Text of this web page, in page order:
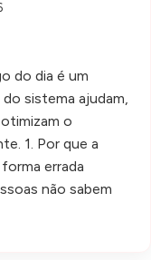
do dia é um
sistema ajudam,
o
1. Por que a
errada
não sabem